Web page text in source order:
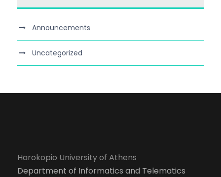
Announcements
Uncategorized
Harokopio University of Athens
Department of Informatics and Telematics